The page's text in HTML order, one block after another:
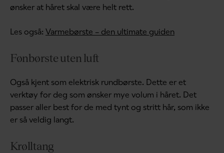
ønsker at håret skal være helt rett.
Les også: Varmebørste – den ultimate guiden
Fønbørste uten luft
Også kjent som elektrisk rundbørste. Dette er et
verktøy for deg som ønsker mye volum i håret. Det
passer aller best for de med tynt og stritt hår, som ikke
er så veldig langt.
Krølltang